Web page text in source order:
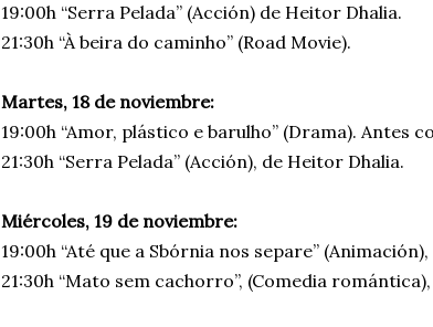
19:00h “Serra Pelada” (Acción) de Heitor Dhalia.
21:30h “À beira do caminho” (Road Movie).
Martes, 18 de noviembre:
19:00h “Amor, plástico e barulho” (Drama). Antes
21:30h “Serra Pelada” (Acción), de Heitor Dhalia.
Miércoles, 19 de noviembre:
19:00h “Até que a Sbórnia nos separe”
21:30h “Mato sem cachorro”, (Comedia